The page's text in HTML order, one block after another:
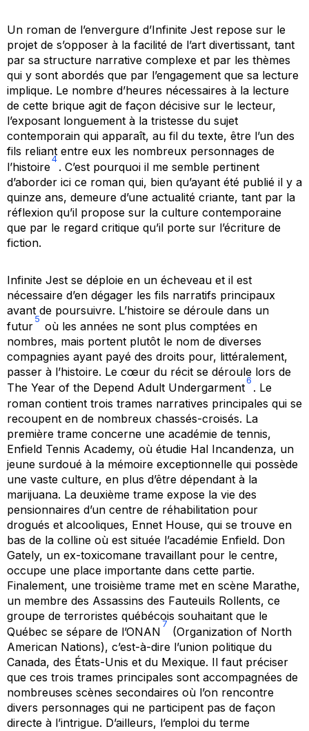
Un roman de l’envergure d’Infinite Jest repose sur le
projet de s’opposer à la facilité de l’art divertissant, tant
par sa structure narrative complexe et par les thèmes
qui y sont abordés que par l’engagement que sa lecture
implique. Le nombre d’heures nécessaires à la lecture
de cette brique agit de façon décisive sur le lecteur,
l’exposant longuement à la tristesse du sujet
contemporain qui apparaît, au fil du texte, être l’un des
fils reliant entre eux les nombreux personnages de
l’histoire
4
. C’est pourquoi il me semble pertinent
d’aborder ici ce roman qui, bien qu’ayant été publié il y a
quinze ans, demeure d’une actualité criante, tant par la
réflexion qu’il propose sur la culture contemporaine
que par le regard critique qu’il porte sur l’écriture de
fiction.
Infinite Jest se déploie en un écheveau et il est
nécessaire d’en dégager les fils narratifs principaux
avant de poursuivre. L’histoire se déroule dans un
futur
5
où les années ne sont plus comptées en
nombres, mais portent plutôt le nom de diverses
compagnies ayant payé des droits pour, littéralement,
passer à l’histoire. Le cœur du récit se déroule lors de
The Year of the Depend Adult Undergarment
6
. Le
roman contient trois trames narratives principales qui se
recoupent en de nombreux chassés-croisés. La
première trame concerne une académie de tennis,
Enfield Tennis Academy, où étudie Hal Incandenza, un
jeune surdoué à la mémoire exceptionnelle qui possède
une vaste culture, en plus d’être dépendant à la
marijuana. La deuxième trame expose la vie des
pensionnaires d’un centre de réhabilitation pour
drogués et alcooliques, Ennet House, qui se trouve en
bas de la colline où est située l’académie Enfield. Don
Gately, un ex-toxicomane travaillant pour le centre,
occupe une place importante dans cette partie.
Finalement, une troisième trame met en scène Marathe,
un membre des Assassins des Fauteuils Rollents, ce
groupe de terroristes québécois souhaitant que le
Québec se sépare de l’ONAN
7
(Organization of North
American Nations), c’est-à-dire l’union politique du
Canada, des États-Unis et du Mexique. Il faut préciser
que ces trois trames principales sont accompagnées de
nombreuses scènes secondaires où l’on rencontre
divers personnages qui ne participent pas de façon
directe à l’intrigue. D’ailleurs, l’emploi du terme